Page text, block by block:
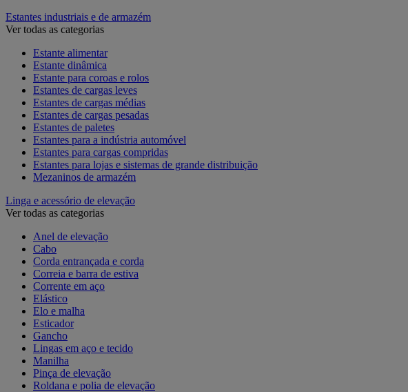
Estantes industriais e de armazém
Ver todas as categorias
Estante alimentar
Estante dinâmica
Estante para coroas e rolos
Estantes de cargas leves
Estantes de cargas médias
Estantes de cargas pesadas
Estantes de paletes
Estantes para a indústria automóvel
Estantes para cargas compridas
Estantes para lojas e sistemas de grande distribuição
Mezaninos de armazém
Linga e acessório de elevação
Ver todas as categorias
Anel de elevação
Cabo
Corda entrançada e corda
Correia e barra de estiva
Corrente em aço
Elástico
Elo e malha
Esticador
Gancho
Lingas em aço e tecido
Manilha
Pinça de elevação
Roldana e polia de elevação